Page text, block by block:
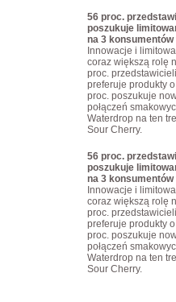
56 proc.
poszukuje
na 3 konsumentów
Innowacje i
coraz większą rolę
proc.
preferuje produkty
proc. poszukuje
połączeń
Waterdrop na ten
Sour Cherry.
56 proc.
poszukuje
na 3 konsumentów
Innowacje i
coraz większą rolę
proc.
preferuje produkty
proc. poszukuje
połączeń
Waterdrop na ten
Sour Cherry.